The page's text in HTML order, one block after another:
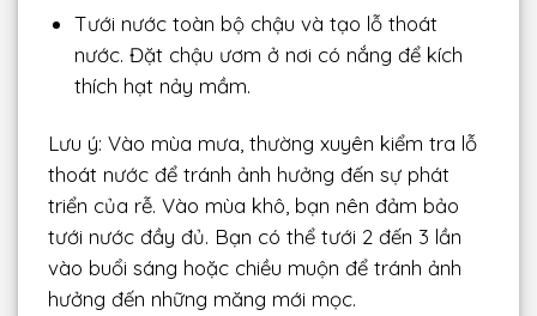
Tưới nước toàn bộ chậu và tạo lỗ thoát
nước. Đặt chậu ươm ở nơi có nắng để kích
thích hạt nảy mầm.
Lưu ý: Vào mùa mưa, thường xuyên kiểm tra lỗ
thoát nước để tránh ảnh hưởng đến sự phát
triển của rễ. Vào mùa khô, bạn nên đảm bảo
tưới nước đầy đủ. Bạn có thể tưới 2 đến 3 lần
vào buổi sáng hoặc chiều muộn để tránh ảnh
hưởng đến những măng mới mọc.